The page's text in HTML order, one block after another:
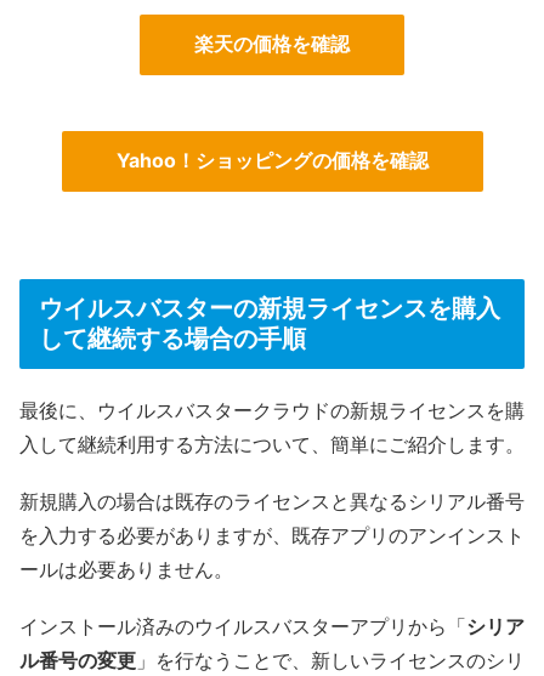
楽天の価格を確認
Yahoo！ショッピングの価格を確認
ウイルスバスターの新規ライセンスを購入
して継続する場合の手順
最後に、ウイルスバスタークラウドの新規ライセンスを購
入して継続利用する方法について、簡単にご紹介します。
新規購入の場合は既存のライセンスと異なるシリアル番号
を入力する必要がありますが、既存アプリのアンインスト
ールは必要ありません。
インストール済みのウイルスバスターアプリから「シリア
ル番号の変更 」を行なうことで、新しいライセンスのシリ